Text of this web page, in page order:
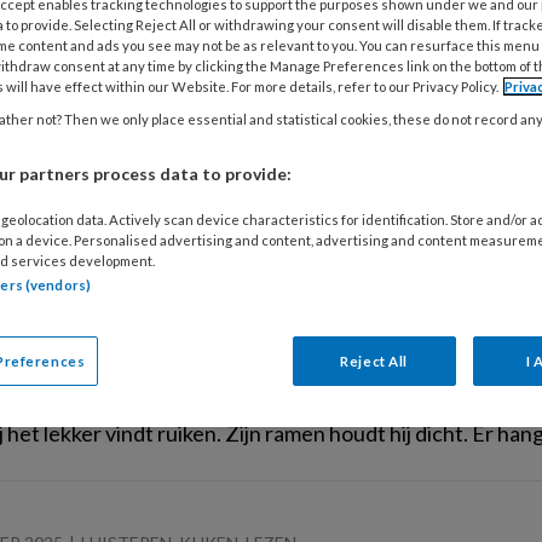
2025
met hoarding ‘Hij wil met rust
begeleider op een woonlocatie. Sinds 2013
beperking. Hij kan niet lezen en schrijven, maar
Hij is snel overprikkeld in onze drukke omgeving,
Hij heeft moeite om zijn kamer te onderhouden,
Hij is verslaafd aan alcohol en urineert regelmatig in
het lekker vindt ruiken. Zijn ramen houdt hij dicht. Er
enables tracking technologies to support the purposes shown under we and
to provide. Selecting Reject All or withdrawing your consent will disable them. If
content and ads you see may not be as relevant to you. You can resurface this
consent at any time by clicking the Manage Preferences link on the bottom of
will have effect within our Website. For more details, refer to our Privacy Policy.
not? Then we only place essential and statistical cookies, these do not record
partners process data to provide:
data. Actively scan device characteristics for identification. Store and/or
a device. Personalised advertising and content, advertising and content
services development.
(vendors)
Reject All I